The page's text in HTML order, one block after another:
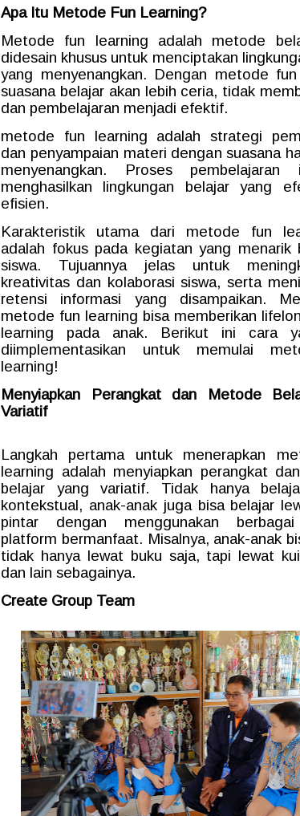
Apa Itu Metode Fun Learning?
Metode fun learning adalah metode
didesain khusus untuk menciptakan
yang menyenangkan. Dengan metode
suasana belajar akan lebih ceria, tidak
dan pembelajaran menjadi efektif.
metode fun learning adalah strategi
dan penyampaian materi dengan suasana
menyenangkan. Proses
menghasilkan lingkungan belajar yang
efisien.
Karakteristik utama dari metode fun
adalah fokus pada kegiatan yang menarik
siswa. Tujuannya jelas untuk
kreativitas dan kolaborasi siswa, serta
retensi informasi yang disampaikan.
metode fun learning bisa memberikan
learning pada anak. Berikut ini cara
diimplementasikan untuk memulai
learning!
Menyiapkan Perangkat dan Metode
Variatif
Langkah pertama untuk menerapkan
learning adalah menyiapkan perangkat
belajar yang variatif. Tidak hanya
kontekstual, anak-anak juga bisa belajar
pintar dengan menggunakan
platform bermanfaat. Misalnya, anak-anak
tidak hanya lewat buku saja, tapi lewat
dan lain sebagainya.
Create Group Team